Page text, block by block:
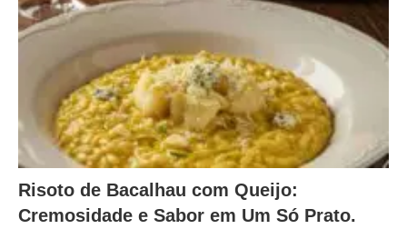
Risoto de Bacalhau com Queijo:
Cremosidade e Sabor em Um Só Prato.